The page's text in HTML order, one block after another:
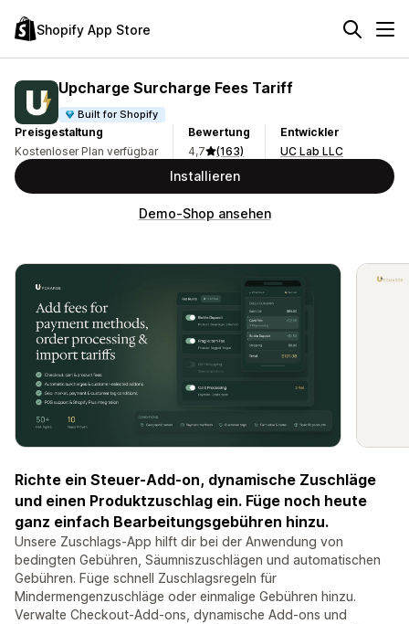
Shopify App Store
Upcharge Surcharge Fees Tariff
Built for Shopify
Preisgestaltung
Kostenloser Plan verfügbar
Bewertung
4,7
(163)
Entwickler
UC Lab LLC
Installieren
Demo-Shop ansehen
Richte ein Steuer-Add-on, dynamische Zuschläge
und einen Produktzuschlag ein. Füge noch heute
ganz einfach Bearbeitungsgebühren hinzu.
Unsere Zuschlags-App hilft dir bei der Anwendung von
bedingten Gebühren, Säumniszuschlägen und automatischen
Gebühren. Füge schnell Zuschlagsregeln für
Mindermengenzuschläge oder einmalige Gebühren hinzu.
Verwalte Checkout-Add-ons, dynamische Add-ons und